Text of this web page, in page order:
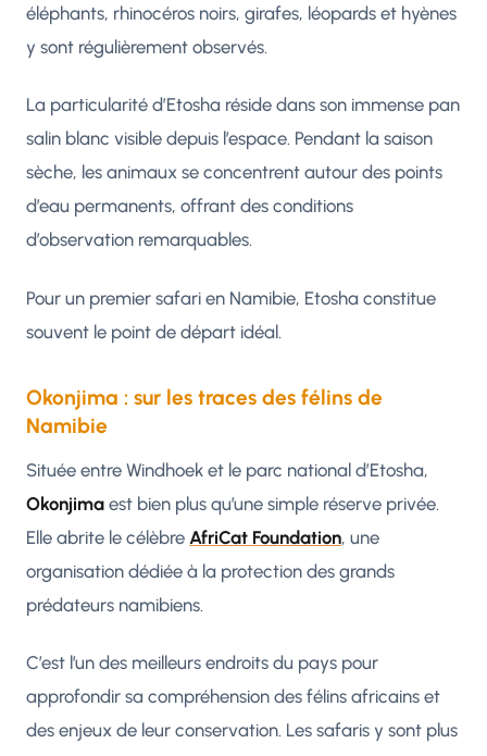
éléphants, rhinocéros noirs, girafes, léopards et hyènes
y sont régulièrement observés.
La particularité d’Etosha réside dans son immense pan
salin blanc visible depuis l’espace. Pendant la saison
sèche, les animaux se concentrent autour des points
d’eau permanents, offrant des conditions
d’observation remarquables.
Pour un premier safari en Namibie, Etosha constitue
souvent le point de départ idéal.
Okonjima : sur les traces des félins de
Namibie
Située entre Windhoek et le parc national d’Etosha,
Okonjima est bien plus qu’une simple réserve privée.
Elle abrite le célèbre AfriCat Foundation, une
organisation dédiée à la protection des grands
prédateurs namibiens.
C’est l’un des meilleurs endroits du pays pour
approfondir sa compréhension des félins africains et
des enjeux de leur conservation. Les safaris y sont plus